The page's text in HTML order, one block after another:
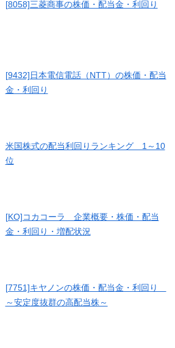
[8058]三菱商事の株価・配当金・利回り
[9432]日本電信電話（NTT）の株価・配当
金・利回り
米国株式の配当利回りランキング 1～10
位
[KO]コカコーラ 企業概要・株価・配当
金・利回り・増配状況
[7751]キヤノンの株価・配当金・利回り
～安定度抜群の高配当株～